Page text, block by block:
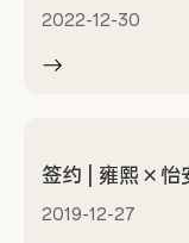
2022-12-30
签约 | 雍熙 ×
2019-12-27